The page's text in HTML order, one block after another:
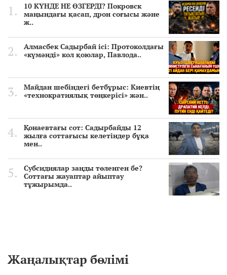
10 КҮНДЕ НЕ ӨЗГЕРДІ? Покровск
маңындағы қасап, дрон соғысы және
ж..
Алмасбек Садырбай ісі: Протоколдағы
«күмәнді» кол қоюлар, Павлода..
Майдан шебіндегі бетбұрыс: Киевтің
«технократиялық төңкерісі» жән..
Қонаевтағы сот: Садырбайды 12
жылға соттағысы келетіндер бұқа
мен..
Субсидиялар заңды төленген бе?
Соттағы жауаптар айыптау
тұжырымда..
Жаңалықтар бөлімі